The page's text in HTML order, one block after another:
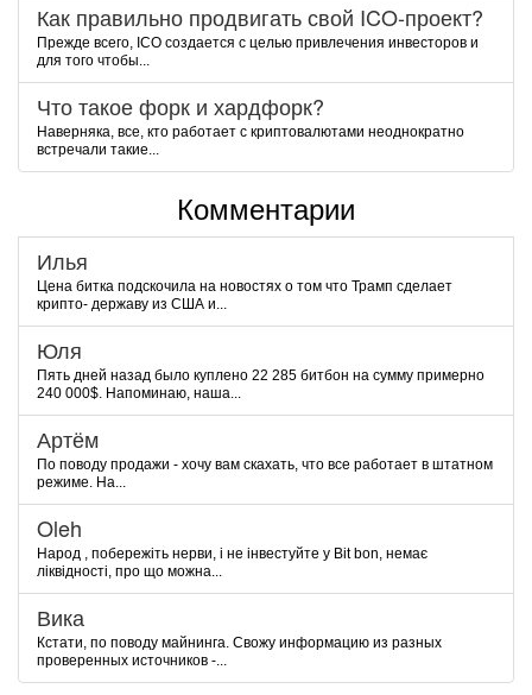
Как правильно продвигать свой ICO-проект?
Прежде всего, ICO создается с целью привлечения инвесторов и
для того чтобы...
Что такое форк и хардфорк?
Наверняка, все, кто работает с криптовалютами неоднократно
встречали такие...
Комментарии
Илья
Цена битка подскочила на новостях о том что Трамп сделает
крипто- державу из США и...
Юля
Пять дней назад было куплено 22 285 битбон на сумму примерно
240 000$. Напоминаю, наша...
Артём
По поводу продажи - хочу вам скахать, что все работает в штатном
режиме. На...
Oleh
Народ , побережіть нерви, і не інвестуйте у Bit bon, немає
ліквідності, про що можна...
Вика
Кстати, по поводу майнинга. Свожу информацию из разных
проверенных источников -...